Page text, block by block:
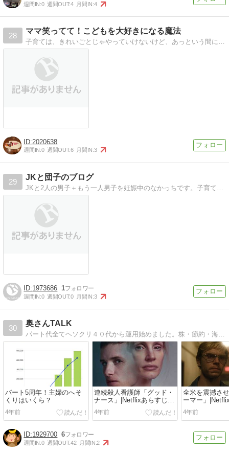
週間IN:0 週間OUT:4 月間IN:4
28
ママ笑ってて！こどもを大好きになる魔法
2020638
週間IN:0 週間OUT:6 月間IN:3
29
JKと団子のブログ
1973686 1
週間IN:0 週間OUT:0 月間IN:3
30
奥さんTALK
パート5周年！主婦のへそ
くりはいくら？
4年前
連続殺人看護師「グッド・
ナース」|Netflixあらすじ感
想
4年前
全米を震撼さ
ーマー」
想
4年前
1929700 6
週間IN:0 週間OUT:42 月間IN:2